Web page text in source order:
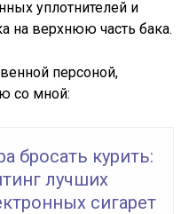
уплотнителей и
на верхнюю часть бака.
персоной,
со мной:
бросать курить:
лучших
сигарет